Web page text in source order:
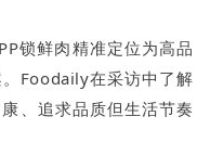
锁鲜肉精准定位为高品
Foodaily在采访中了解
、追求品质但生活节奏